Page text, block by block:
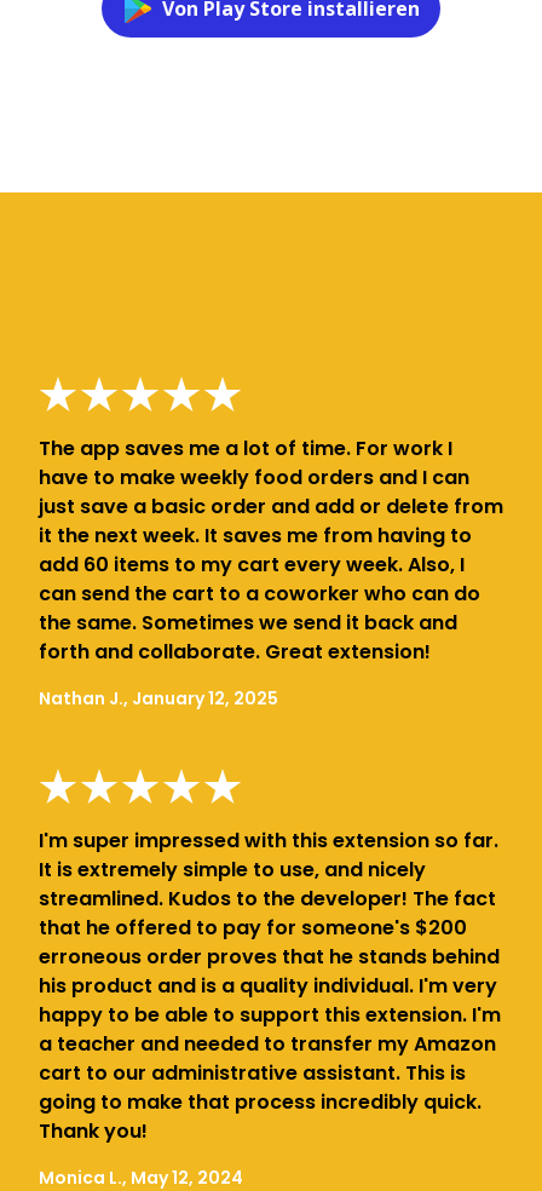
Von Play Store installieren
The app saves me a lot of time. For work I
have to make weekly food orders and I can
just save a basic order and add or delete from
it the next week. It saves me from having to
add 60 items to my cart every week. Also, I
can send the cart to a coworker who can do
the same. Sometimes we send it back and
forth and collaborate. Great extension!
Nathan J., January 12, 2025
I'm super impressed with this extension so far.
It is extremely simple to use, and nicely
streamlined. Kudos to the developer! The fact
that he offered to pay for someone's $200
erroneous order proves that he stands behind
his product and is a quality individual. I'm very
happy to be able to support this extension. I'm
a teacher and needed to transfer my Amazon
cart to our administrative assistant. This is
going to make that process incredibly quick.
Thank you!
Monica L., May 12, 2024